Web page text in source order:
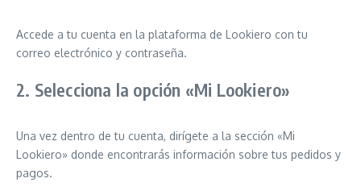
Accede a tu cuenta en la plataforma de Lookiero con tu
correo electrónico y contraseña.
2. Selecciona la opción «Mi Lookiero»
Una vez dentro de tu cuenta, dirígete a la sección «Mi
Lookiero» donde encontrarás información sobre tus pedidos y
pagos.